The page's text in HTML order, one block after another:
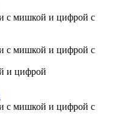
и цифрой